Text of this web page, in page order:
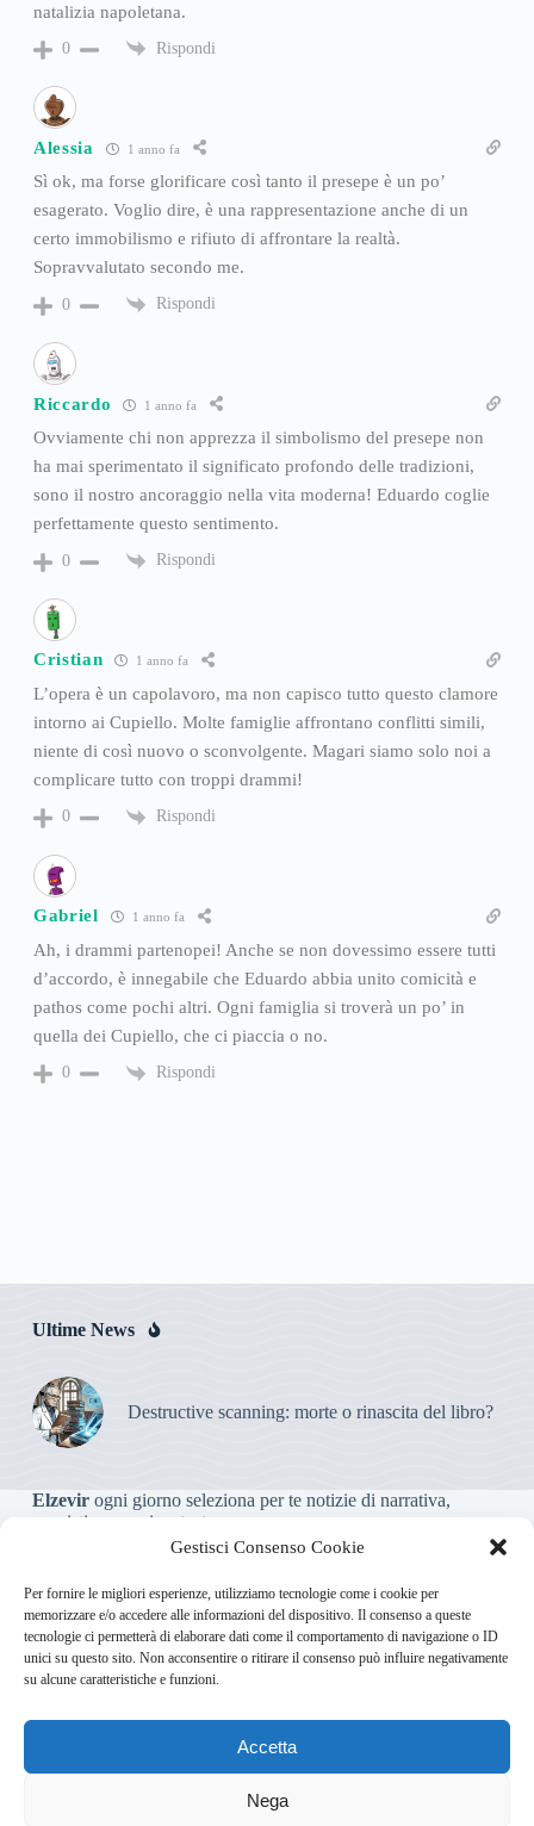
Gestisci Consenso Cookie
Per fornire le migliori esperienze, utilizziamo tecnologie come i cookie per
memorizzare e/o accedere alle informazioni del dispositivo. Il consenso a queste
tecnologie ci permetterà di elaborare dati come il comportamento di navigazione o ID
unici su questo sito. Non acconsentire o ritirare il consenso può influire negativamente
su alcune caratteristiche e funzioni.
Accetta
Nega
natalizia napoletana.
0 Rispondi
Alessia 1 anno fa
Sì ok, ma forse glorificare così tanto il presepe è un po’
esagerato. Voglio dire, è una rappresentazione anche di un
certo immobilismo e rifiuto di affrontare la realtà.
Sopravvalutato secondo me.
0 Rispondi
Riccardo 1 anno fa
Ovviamente chi non apprezza il simbolismo del presepe non
ha mai sperimentato il significato profondo delle tradizioni,
sono il nostro ancoraggio nella vita moderna! Eduardo coglie
perfettamente questo sentimento.
0 Rispondi
Cristian 1 anno fa
L’opera è un capolavoro, ma non capisco tutto questo clamore
intorno ai Cupiello. Molte famiglie affrontano conflitti simili,
niente di così nuovo o sconvolgente. Magari siamo solo noi a
complicare tutto con troppi drammi!
0 Rispondi
Gabriel 1 anno fa
Ah, i drammi partenopei! Anche se non dovessimo essere tutti
d’accordo, è innegabile che Eduardo abbia unito comicità e
pathos come pochi altri. Ogni famiglia si troverà un po’ in
quella dei Cupiello, che ci piaccia o no.
0 Rispondi
Ultime News
Destructive scanning: morte o rinascita del libro?
Elzevirogni giorno seleziona per te notizie di narrativa,
saggistica, poesia e teatro.
Testata giornalistica online non iscritta al Tribunale, che non
riceve contributi o agevolazioni pubbliche ai sensi dell’art. 3-
bis della legge 103/2012
Via Usodimare 3 - 37138 Verona (VR)info@elzevir.it bullet-